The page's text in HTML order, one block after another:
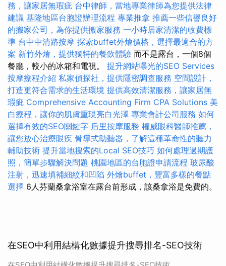
務，讓家居無瑕疵 台中律師，當地專業律師為您提供法律
建議 基隆地區台胞證辦理流程 專業推拿 推薦一些信譽良好
的搬家公司，為你提供搬家服務 一小時居家清潔的收費標
準 台中中清路按摩 探索buffet外燴價格，選擇最適合的方
案 新竹外燴，提供獨特的餐飲體驗 而不是露台，一個8個
餐廳，較小的冰箱和電視。 提升網站曝光的SEO Services
按摩療程介紹 私家偵探社，提供隱密調查服務 空間設計，
打造更符合需求的生活環境 提供高效清潔服務，讓家居無
瑕疵 Comprehensive Accounting Firm CPA Solutions 美
白療程，讓你的肌膚重現亮白光澤 專業會計公司服務 如何
選擇有效的SEO關鍵字 后里按摩服務 權威眼科醫師推薦，
讓您放心治療眼疾 骨導式助聽器，了解這種革命性的聽力
輔助技術 提升當地搜索的Local SEO技巧 如何處理過期護
照，簡單步驟解決問題 桃園地區的台胞證申請流程 玻尿酸
注射，迅速填補細紋和凹陷 外燴buffet，豐富多樣的餐點
選擇 6人芬蘭桑拿浴室在露台前形成，該桑拿浴是免費的。
在SEO中利用結構化數據提升搜尋排名-SEO技術